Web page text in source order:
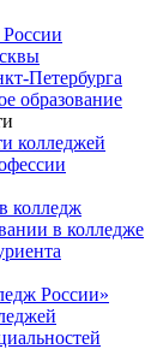
Петербурга
образование
колледжей
колледж
в колледже
России»